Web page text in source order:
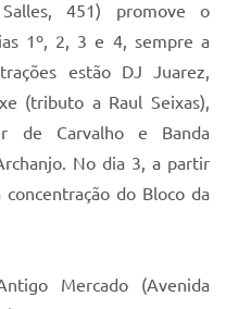
451) promove o
1º, 2, 3 e 4, sempre a
estão DJ Juarez,
(tributo a Raul Seixas),
de Carvalho e Banda
No dia 3, a partir
do Bloco da
Mercado (Avenida